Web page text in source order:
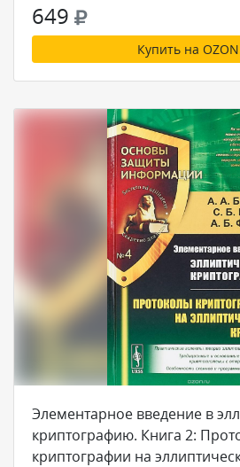
649
Купить на
Элементарное введение в
криптографию. Книга 2:
криптографии на